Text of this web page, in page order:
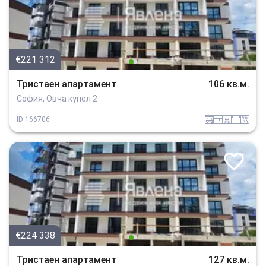
€221 312
Тристаен апартамент 106 кв.м.
София, Овча купел 2
ID 166706 garajtuhla sanitarno_pomeshtenie spalniav_blizost_do_asfaltiran_put
€224 338
Тристаен апартамент 127 кв.м.